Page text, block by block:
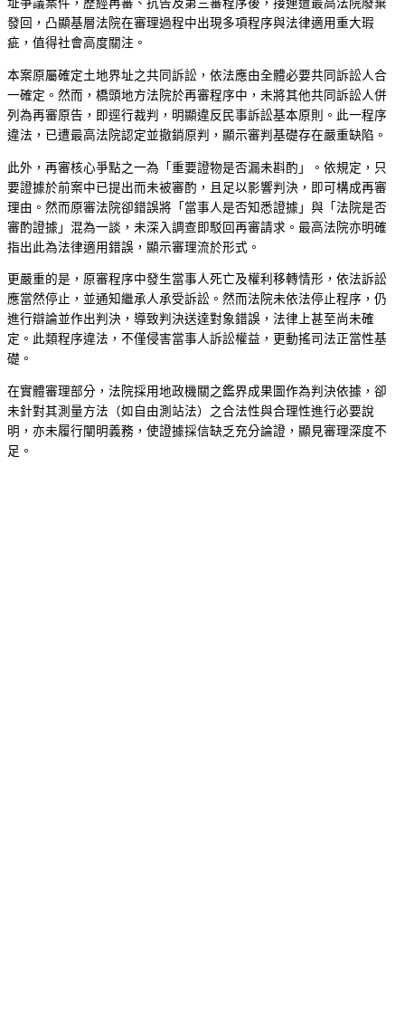
址爭議案件，歷經再審、抗告及第三審程序後，接連遭最高法院廢棄
發回，凸顯基層法院在審理過程中出現多項程序與法律適用重大瑕
疵，值得社會高度關注。
本案原屬確定土地界址之共同訴訟，依法應由全體必要共同訴訟人合
一確定。然而，橋頭地方法院於再審程序中，未將其他共同訴訟人併
列為再審原告，即逕行裁判，明顯違反民事訴訟基本原則。此一程序
違法，已遭最高法院認定並撤銷原判，顯示審判基礎存在嚴重缺陷。
此外，再審核心爭點之一為「重要證物是否漏未斟酌」。依規定，只
要證據於前案中已提出而未被審酌，且足以影響判決，即可構成再審
理由。然而原審法院卻錯誤將「當事人是否知悉證據」與「法院是否
審酌證據」混為一談，未深入調查即駁回再審請求。最高法院亦明確
指出此為法律適用錯誤，顯示審理流於形式。
更嚴重的是，原審程序中發生當事人死亡及權利移轉情形，依法訴訟
應當然停止，並通知繼承人承受訴訟。然而法院未依法停止程序，仍
進行辯論並作出判決，導致判決送達對象錯誤，法律上甚至尚未確
定。此類程序違法，不僅侵害當事人訴訟權益，更動搖司法正當性基
礎。
在實體審理部分，法院採用地政機關之鑑界成果圖作為判決依據，卻
未針對其測量方法（如自由測站法）之合法性與合理性進行必要說
明，亦未履行闡明義務，使證據採信缺乏充分論證，顯見審理深度不
足。